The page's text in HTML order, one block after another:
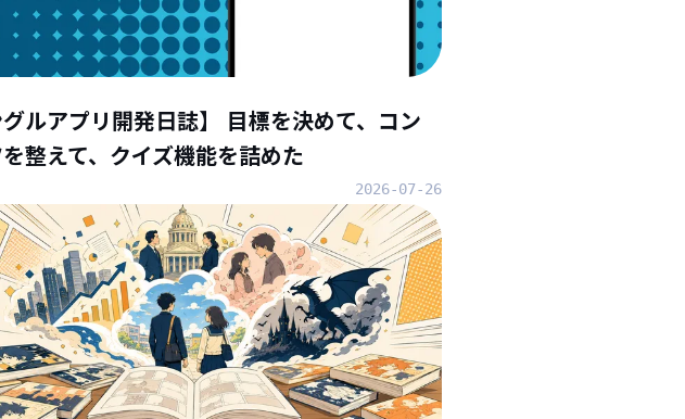
グルアプリ開発日誌】 目標を決めて、コン
整えて、クイズ機能を詰めた
2026-07-26